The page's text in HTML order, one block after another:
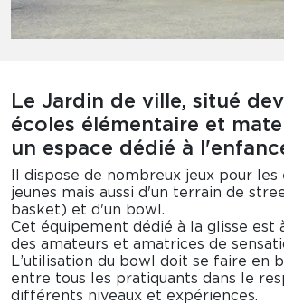
Le Jardin de ville, situé
écoles élémentaire et
un espace dédié à
Il dispose de nombreux jeux pour
jeunes mais aussi d'un terrain de
basket) et d'un bowl.
Cet équipement dédié à la glisse est
des amateurs et amatrices de
L’utilisation du bowl doit se faire en
entre tous les pratiquants dans le
différents niveaux et expériences.